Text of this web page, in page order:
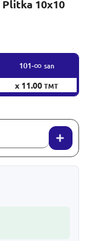
Plitka 10x10
101-∞ san
x 11.00TMT